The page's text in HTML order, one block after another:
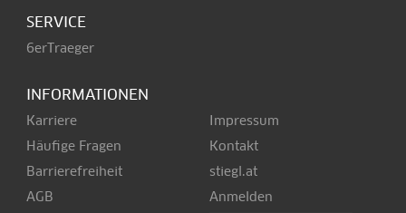
SERVICE
6erTraeger
INFORMATIONEN
Karriere
Häufige Fragen
Barrierefreiheit
AGB
Impressum
Kontakt
stiegl.at
Anmelden